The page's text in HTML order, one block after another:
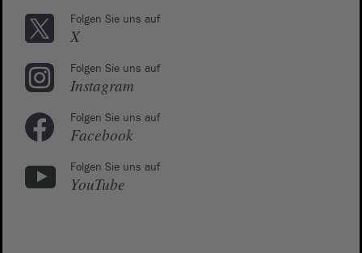
Folgen Sie uns auf
X
Folgen Sie uns auf
Instagram
Folgen Sie uns auf
Facebook
Folgen Sie uns auf
YouTube